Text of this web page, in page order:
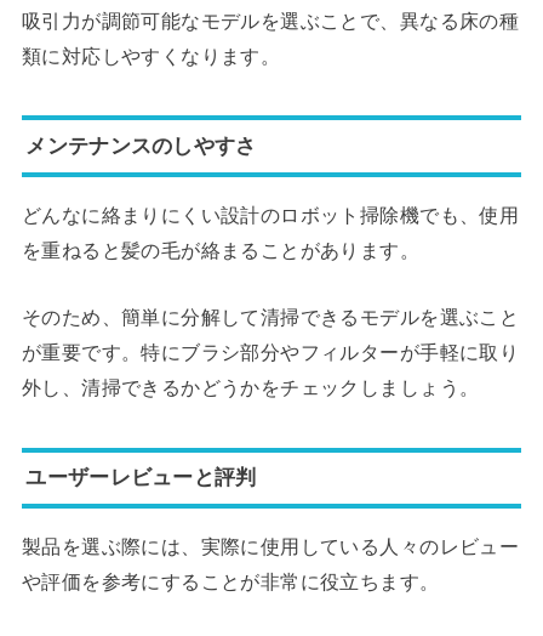
吸引力が調節可能なモデルを選ぶことで、異なる床の種
類に対応しやすくなります。
メンテナンスのしやすさ
どんなに絡まりにくい設計のロボット掃除機でも、使用
を重ねると髪の毛が絡まることがあります。
そのため、簡単に分解して清掃できるモデルを選ぶこと
が重要です。特にブラシ部分やフィルターが手軽に取り
外し、清掃できるかどうかをチェックしましょう。
ユーザーレビューと評判
製品を選ぶ際には、実際に使用している人々のレビュー
や評価を参考にすることが非常に役立ちます。